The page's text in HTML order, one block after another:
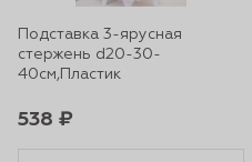
Подставка 3-ярусная
стержень d20-30-
40см,Пластик
538 ₽